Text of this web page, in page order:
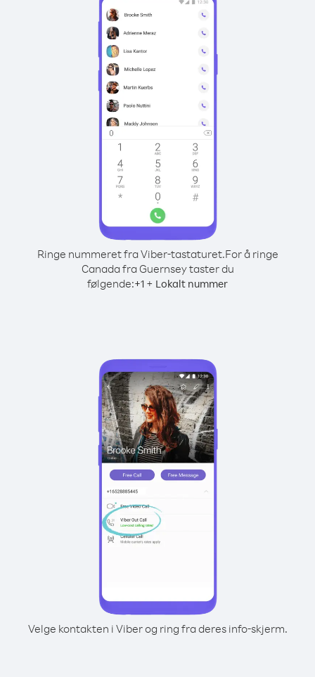
Ringe nummeret fra Viber-tastaturet.For å ringe
Canada fra Guernsey taster du
følgende:+1 + Lokalt nummer
Velge kontakten i Viber og ring fra deres info-skjerm.